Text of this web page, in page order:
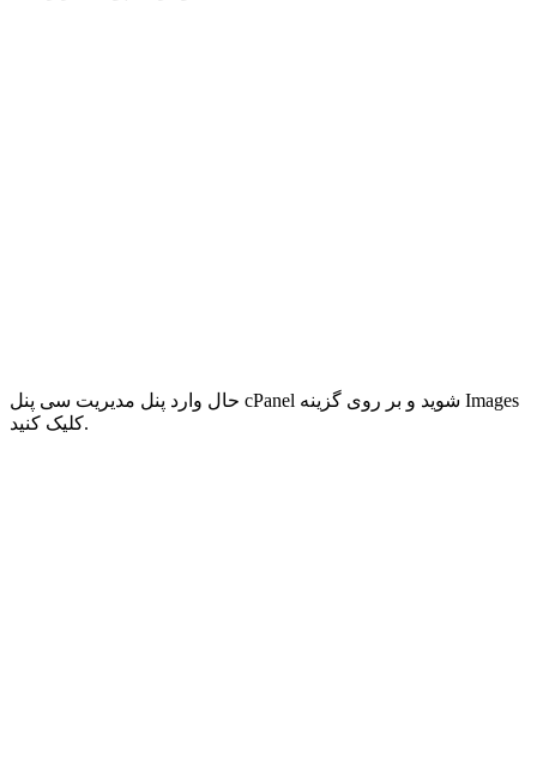
حال وارد پنل مدیریت سی پنل cPanel شوید و بر روی گزینه Images
کلیک کنید.